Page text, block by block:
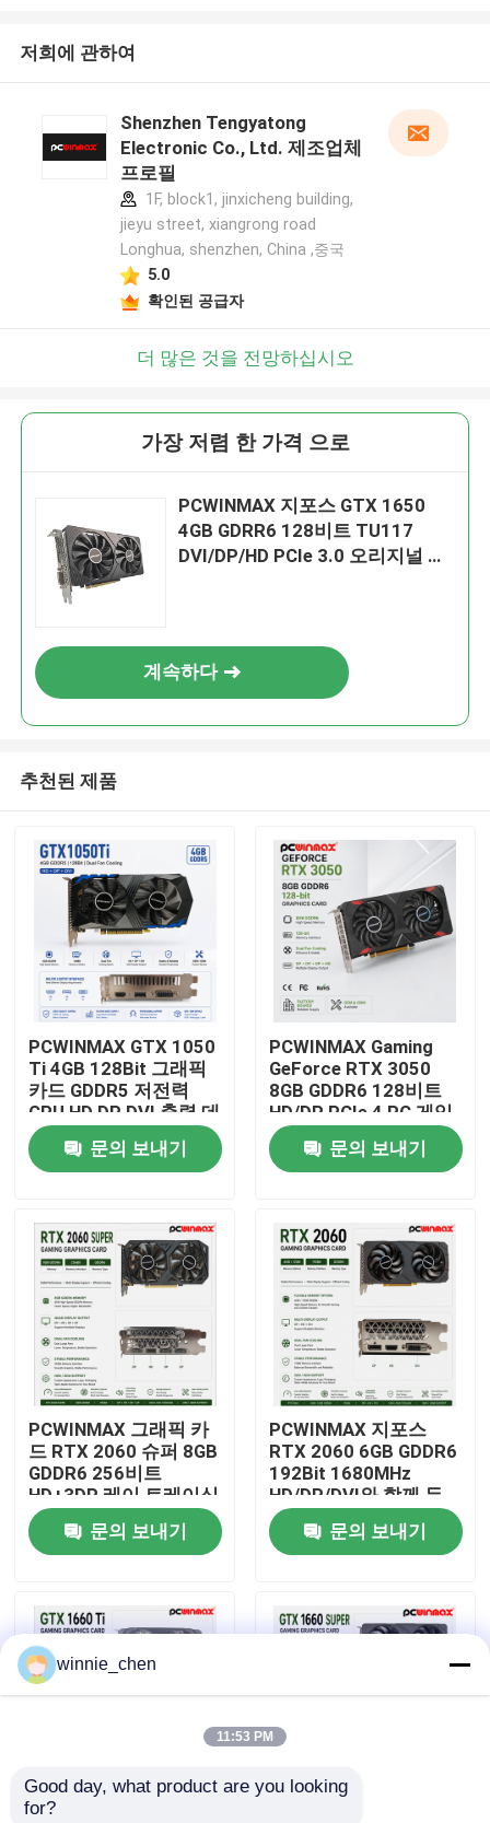
제품
화면
우리에 대하여
공장 여행
품질 관리
인용문을 요구하세요
마이닝 그래픽 카드
저희에 관하여
Shenzhen Tengyatong
Electronic Co., Ltd. 제조업체
프로필
1F, block1, jinxicheng building,
jieyu street, xiangrong road
Longhua, shenzhen, China ,중국
5.0
확인된 공급자
더 많은 것을 전망하십시오
가장 저렴 한 가격 으로
PCWINMAX 지포스 GTX 1650
4GB GDRR6 128비트 TU117
DVI/DP/HD PCIe 3.0 오리지널 칩
계속하다
추천된 제품
PCWINMAX GTX 1050
Ti 4GB 128Bit 그래픽
카드 GDDR5 저전력
GPU HD DP DVI 출력 데
스크톱
문의 보내기
PCWINMAX Gaming
GeForce RTX 3050
8GB GDDR6 128비트
HD/DP PCIe 4 PC 게임
용 듀얼 팬 그래픽 카드
문의 보내기
PCWINMAX 그래픽 카
드 RTX 2060 슈퍼 8GB
GDDR6 256비트
HD+3DP 레이 트레이싱
을 갖춘 듀얼 팬 GPU 게
임 PC OEM 도매
문의 보내기
PCWINMAX 지포스
RTX 2060 6GB GDDR6
192Bit 1680MHz
HD/DP/DVI와 함께 듀
얼 팬 게임 그래픽 카드
데스크톱 컴퓨터 빌드
문의 보내기
PCWINMAX Geforce
winnie_chen
11:53 PM
Good day, what product are you looking
for?